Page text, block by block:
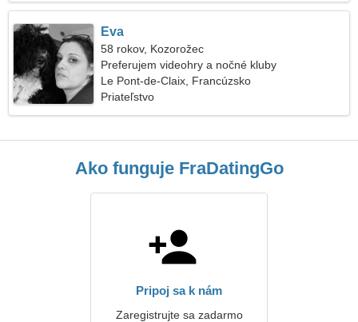
Eva
58 rokov, Kozorožec
Preferujem videohry a nočné kluby
Le Pont-de-Claix, Francúzsko
Priateľstvo
Ako funguje FraDatingGo
Pripoj sa k nám
Zaregistrujte sa zadarmo